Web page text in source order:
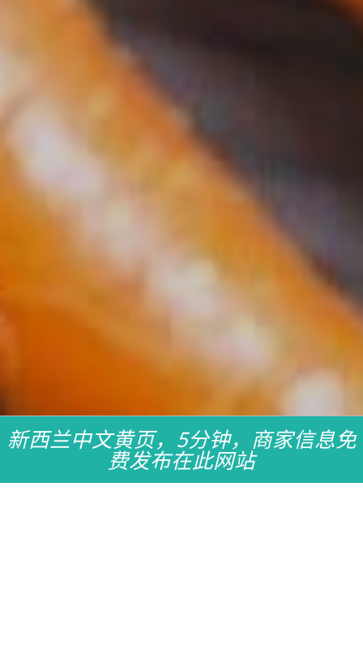
新西兰中文黄页，5分钟，商家信息免
费发布在此网站